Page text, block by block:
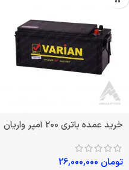
خرید عمده باتری 200 آمپر واریان
تومان